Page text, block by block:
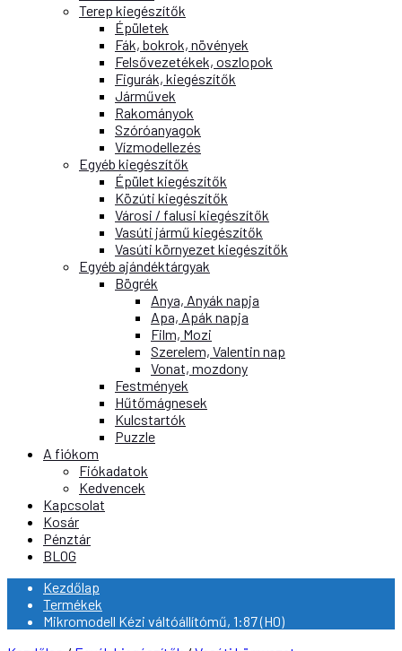
Terep kiegészítők
Épületek
Fák, bokrok, növények
Felsővezetékek, oszlopok
Figurák, kiegészítők
Járművek
Rakományok
Szóróanyagok
Vízmodellezés
Egyéb kiegészítők
Épület kiegészítők
Közúti kiegészítők
Városi / falusi kiegészítők
Vasúti jármű kiegészítők
Vasúti környezet kiegészítők
Egyéb ajándéktárgyak
Bögrék
Anya, Anyák napja
Apa, Apák napja
Film, Mozi
Szerelem, Valentin nap
Vonat, mozdony
Festmények
Hűtőmágnesek
Kulcstartók
Puzzle
A fiókom
Fiókadatok
Kedvencek
Kapcsolat
Kosár
Pénztár
BLOG
Kezdőlap
Termékek
Mikromodell Kézi váltóállítómű, 1:87 (H0)